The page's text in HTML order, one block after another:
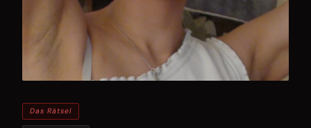
Das Rätsel